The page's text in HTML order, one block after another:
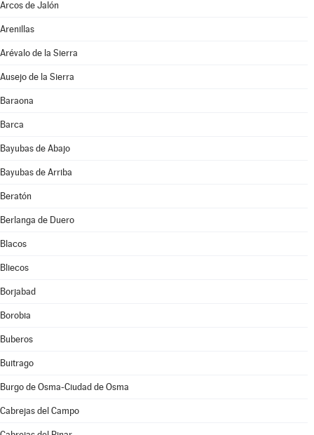
Arcos de Jalón
Arenillas
Arévalo de la Sierra
Ausejo de la Sierra
Baraona
Barca
Bayubas de Abajo
Bayubas de Arriba
Beratón
Berlanga de Duero
Blacos
Bliecos
Borjabad
Borobia
Buberos
Buitrago
Burgo de Osma-Ciudad de Osma
Cabrejas del Campo